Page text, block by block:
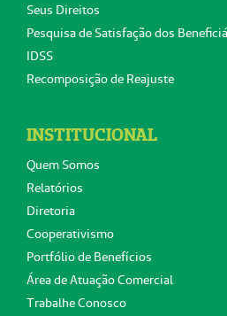
Seus Direitos
Pesquisa de Satisfação dos
IDSS
Recomposição de Reajuste
INSTITUCIONAL
Quem Somos
Relatórios
Diretoria
Cooperativismo
Portfólio de Benefícios
Área de Atuação Comercial
Trabalhe Conosco